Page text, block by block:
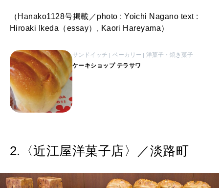
（Hanako1128号掲載／photo : Yoichi Nagano text :
Hiroaki Ikeda（essay）, Kaori Hareyama）
サンドイッチ ベーカリー 洋菓子・焼き菓子
ケーキショップ テラサワ
2.〈近江屋洋菓子店〉／淡路町